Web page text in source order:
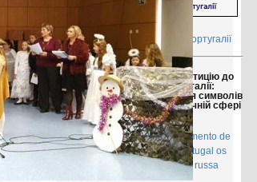
Товариство українок у Португалії
Друзі!
Просимо підтримати петицію до
Парламенту Португалії:
Заборонити використання символів
російської агресії в публічній сфері
в Португалії
Petição pública Ao Parlamento de
Portugal: Proibir em Portugal os
símbolos da agressão russa